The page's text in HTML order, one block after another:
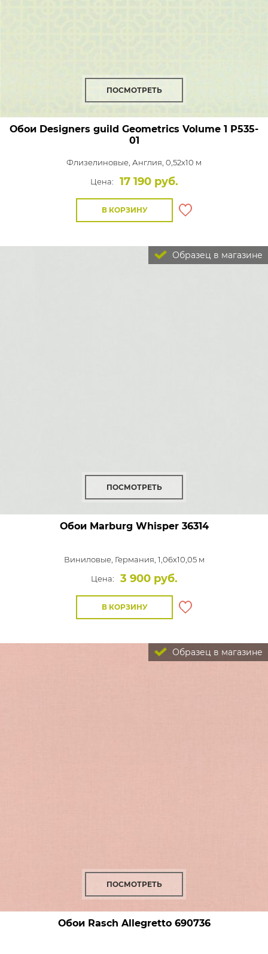
ПОСМОТРЕТЬ
Обои Designers guild Geometrics Volume 1 P535-
01
Флизелиновые, Англия, 0,52x10 м
Цена:
17 190 руб.
В КОРЗИНУ
Образец в магазине
ПОСМОТРЕТЬ
Обои Marburg Whisper36314
Виниловые, Германия, 1,06x10,05 м
Цена:
3 900 руб.
В КОРЗИНУ
Образец в магазине
ПОСМОТРЕТЬ
Обои Rasch Allegretto690736